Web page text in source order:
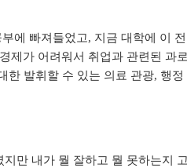
에 빠져들었고, 지금 대학에 이
제가 어려워서 취업과 관련된 과
한 발휘할 수 있는 의료 관광, 행
지만 내가 뭘 잘하고 뭘 못하는지